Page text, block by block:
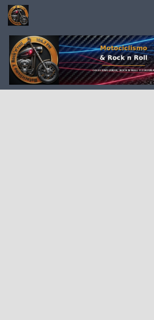
Saltar al contenido